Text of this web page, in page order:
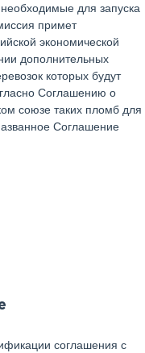
для запуска
примет
экономической
дополнительных
которых будут
Соглашению о
союзе таких пломб для
Соглашение
соглашения с